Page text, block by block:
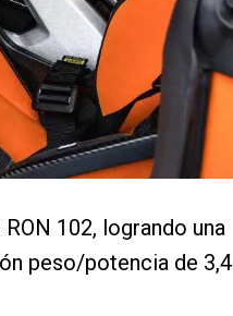
102, logrando una
peso/potencia de 3,4